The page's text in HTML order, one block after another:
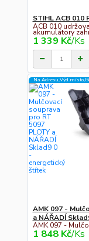
STIHL ACB 010
ACB 010
akumulátory
1 339 Kč/Ks
Na
AMK 097 -
a NÁŘADÍ
AMK 097 -
1 848 Kč/Ks